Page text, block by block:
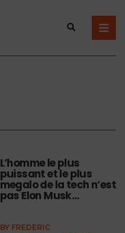
L’homme le plus
puissant et le plus
megalo de la tech n’est
pas Elon Musk…
BY FREDERIC